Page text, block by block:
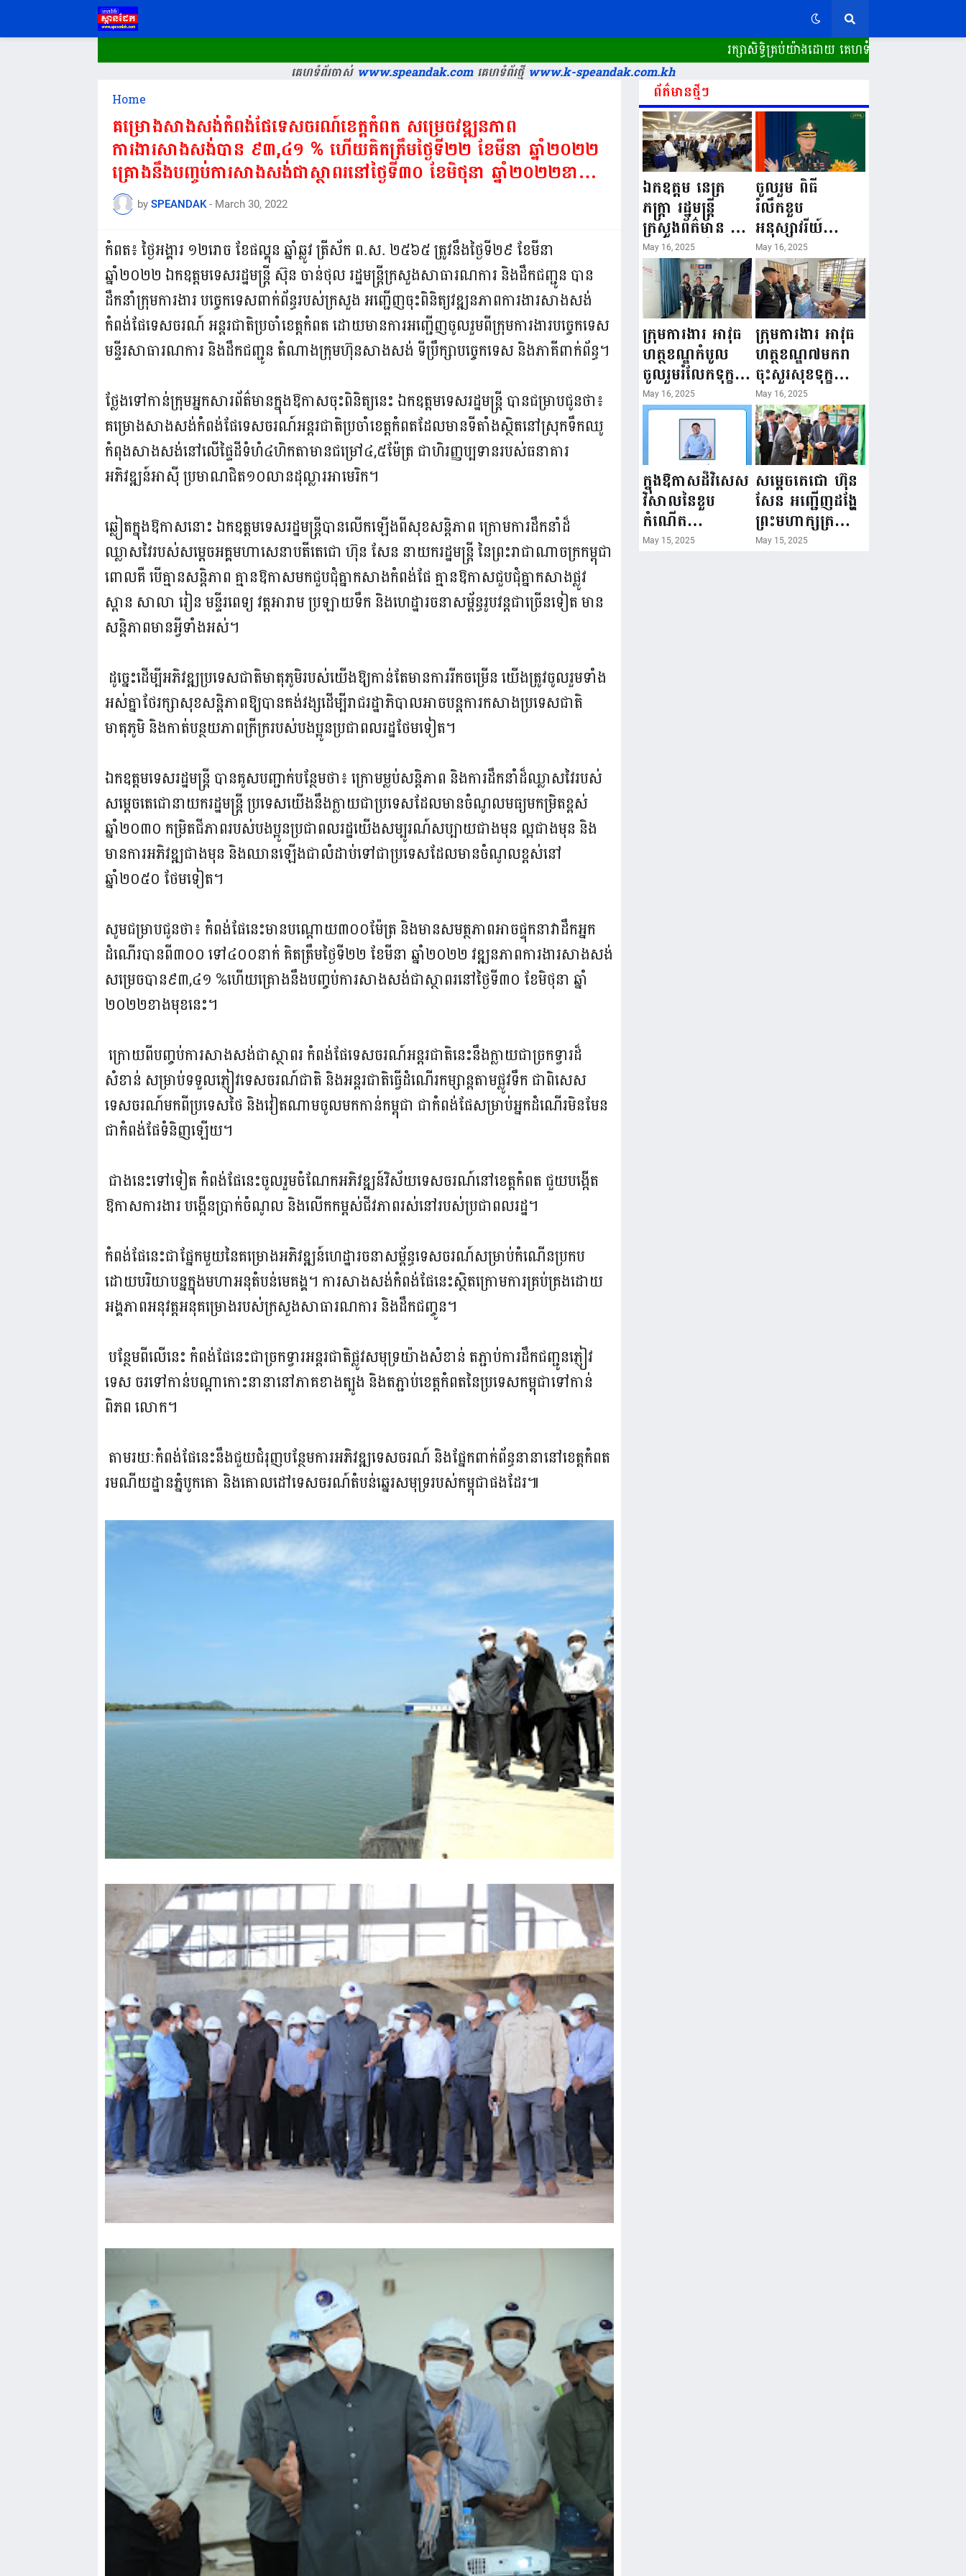
រក្សាសិទ្ធិគ្រប់យ៉ាងដោយ គេហទំព័រ ស្ពានដែក​
គេហទំព័រចាស់www.speandak.comគេហទំព័រថ្មីwww.k-speandak.com.kh
Home
គម្រោងសាងសង់កំពង់ផែទេសចរណ៍ខេត្តកំពត សម្រេចវឌ្ឍនភាព
ការងារសាងសង់បាន ៩៣,៤១ % ហើយគិតត្រឹមថ្ងៃទី២២ ខែមីនា ឆ្នាំ២០២២
គ្រោងនឹងបញ្ចប់ការសាងសង់ជាស្ថាពរនៅថ្ងៃទី៣០ ខែមិថុនា ឆ្នាំ២០២២ខាង
មុខនេះ/
by SPEANDAK - March 30, 2022
កំពត៖ ថ្ងៃអង្គារ ១២រោច ខែផល្គុន ឆ្នាំឆ្លូវ ត្រីស័ក ព.ស. ២៥៦៥ ត្រូវនឹងថ្ងៃទី២៩ ខែមីនា
ឆ្នាំ២០២២ ឯកឧត្ដមទេសរដ្ឋមន្ត្រី ស៊ុន ចាន់ថុល រដ្ឋមន្ត្រីក្រសួងសាធារណការ និងដឹកជញ្ជូន បាន
ដឹកនាំក្រុមការងារ បច្ចេកទេសពាក់ព័ន្ធរបស់ក្រសួង អញ្ជើញចុះពិនិត្យវឌ្ឍនភាពការងារសាងសង់
កំពង់ផែទេសចរណ៍ អន្តរជាតិប្រចាំខេត្តកំពត ដោយមានការអញ្ជើញចូលរួមពីក្រុមការងារបច្ចេកទេស
មន្ទីរសាធារណការ និងដឹកជញ្ជូន តំណាងក្រុមហ៊ុនសាងសង់ ទីប្រឹក្សាបច្ចេកទេស និងភាគីពាក់ព័ន្ធ។
ថ្លែងទៅកាន់ក្រុមអ្នកសារព័ត៌មានក្នុងឱកាសចុះពិនិត្យនេះ ឯកឧត្តមទេសរដ្ឋមន្ត្រី បានជម្រាបជូនថា៖
គម្រោងសាងសង់កំពង់ផែទេសចរណ៍អន្តរជាតិប្រចាំខេត្តកំពតដែលមានទីតាំងស្ថិតនៅស្រុកទឹកឈូ
កំពុងសាងសង់នៅលើផ្ទៃដីទំហំ៤ហិកតាមានជម្រៅ៤,៥ម៉ែត្រ ជាហិរញ្ញប្បទានរបស់ធនាគារ
អភិវឌ្ឍន៍អាស៊ី ប្រមាណជិត១០លានដុល្លារអាមេរិក។
ឆ្លៀតក្នុងឱកាសនោះ ឯកឧត្តមទេសរដ្ឋមន្ត្រីបានលើកឡើងពីសុខសន្តិភាព ក្រោមការដឹកនាំដ៏
ឈ្លាសវៃរបស់សម្ដេចអគ្គមហាសេនាបតីតេជោ ហ៊ុន សែន នាយករដ្ឋមន្ត្រី នៃព្រះរាជាណាចក្រកម្ពុជា
ពោលគឺ បើគ្មានសន្តិភាព គ្មានឱកាសមកជួបជុំគ្នាកសាងកំពង់ផែ គ្មានឱកាសជួបជុំគ្នាកសាងផ្លូវ
ស្ពាន សាលា រៀន មន្ទីរពេទ្យ វត្តអារាម ប្រឡាយទឹក និងហេដ្ឋារចនាសម្ព័ន្ធរូបវន្តជាច្រើនទៀត មាន
សន្តិភាពមានអ្វីទាំងអស់។
ដូច្នេះដើម្បីអភិវឌ្ឍប្រទេសជាតិមាតុភូមិរបស់យើងឱ្យកាន់តែមានការរីកចម្រើន យើងត្រូវចូលរួមទាំង
អស់គ្នាថែរក្សាសុខសន្តិភាពឱ្យបានគង់វង្សដើម្បីរាជរដ្ឋាភិបាលអាចបន្តការកសាងប្រទេសជាតិ
មាតុភូមិ និងកាត់បន្ថយភាពក្រីក្ររបស់បងប្អូនប្រជាពលរដ្ឋថែមទៀត។
ឯកឧត្តមទេសរដ្ឋមន្ត្រី បានគូសបញ្ជាក់បន្ថែមថា៖ ក្រោមម្លប់សន្តិភាព និងការដឹកនាំដ៏ឈ្លាសវៃរបស់
សម្ដេចតេជោនាយករដ្ឋមន្ត្រី ប្រទេសយើងនឹងក្លាយជាប្រទេសដែលមានចំណូលមធ្យមកម្រិតខ្ពស់
ឆ្នាំ២០៣០ កម្រិតជីភាពរបស់បងប្អូនប្រជាពលរដ្ឋយើងសម្បូរណ៍សប្បាយជាងមុន ល្អជាងមុន និង
មានការអភិវឌ្ឍជាងមុន និងឈានឡើងជាលំដាប់ទៅជាប្រទេសដែលមានចំណូលខ្ពស់នៅ
ឆ្នាំ២០៥០ ថែមទៀត។
សូមជម្រាបជូនថា៖ កំពង់ផែនេះមានបណ្តោយ៣០០ម៉ែត្រ និងមានសមត្ថភាពអាចផ្ទុកនាវាដឹកអ្នក
ដំណើរបានពី៣០០ ទៅ៤០០នាក់ គិតត្រឹមថ្ងៃទី២២ ខែមីនា ឆ្នាំ២០២២ វឌ្ឍនភាពការងារសាងសង់
សម្រេចបាន៩៣,៤១ %ហើយគ្រោងនឹងបញ្ចប់ការសាងសង់ជាស្ថាពរនៅថ្ងៃទី៣០ ខែមិថុនា ឆ្នាំ
២០២២ខាងមុខនេះ។
ក្រោយពីបញ្ចប់ការសាងសង់ជាស្ថាពរ កំពង់ផែទេសចរណ៍អន្តរជាតិនេះនឹងក្លាយជាច្រកទ្វារដ៏
សំខាន់ សម្រាប់ទទួលភ្ញៀវទេសចរណ៍ជាតិ និងអន្តរជាតិធ្វើដំណើរកម្សាន្តតាមផ្លូវទឹក ជាពិសេស
ទេសចរណ៍មកពីប្រទេសថៃ និងវៀតណាមចូលមកកាន់កម្ពុជា ជាកំពង់ផែសម្រាប់អ្នកដំណើរមិនមែន
ជាកំពង់ផែទំនិញឡើយ។
ជាងនេះទៅទៀត កំពង់ផែនេះចូលរួមចំណែកអភិវឌ្ឍន៍វិស័យទេសចរណ៍នៅខេត្តកំពត ជួយបង្កើត
ឱកាសការងារ បង្កើនប្រាក់ចំណូល និងលើកកម្ពស់ជីវភាពរស់នៅរបស់ប្រជាពលរដ្ឋ។
កំពង់ផែនេះជាផ្នែកមួយនៃគម្រោងអភិវឌ្ឍន៍ហេដ្ឋារចនាសម្ព័ន្ធទេសចរណ៍សម្រាប់កំណើនប្រកប
ដោយបរិយាបន្នក្នុងមហាអនុតំបន់មេគង្គ។ ការសាងសង់កំពង់ផែនេះស្ថិតក្រោមការគ្រប់គ្រងដោយ
អង្គភាពអនុវត្តអនុគម្រោងរបស់ក្រសួងសាធារណការ និងដឹកជញ្ចូន។
បន្ថែមពីលើនេះ កំពង់ផែនេះជាច្រកទ្វារអន្តរជាតិផ្លូវសមុទ្រយ៉ាងសំខាន់ តភ្ជាប់ការដឹកជញ្ជូនភ្ញៀវ
ទេស ចរទៅកាន់បណ្តាកោះនានានៅភាគខាងត្បូង និងតភ្ជាប់ខេត្តកំពតនៃប្រទេសកម្ពុជាទៅកាន់
ពិភព លោក។
តាមរយៈកំពង់ផែនេះនឹងជួយជំរុញបន្ថែមការអភិវឌ្ឍទេសចរណ៍ និងផ្នែកពាក់ព័ន្ធនានានៅខេត្តកំពត
រមណីយដ្ឋានភ្នំបូកគោ និងគោលដៅទេសចរណ៍តំបន់ឆ្នេរសមុទ្ររបស់កម្ពុជាផងដែរ៕
ព័ត៌មានថ្មីៗ
ឯកឧត្តម នេត្រ
ភក្ត្រា រដ្ឋមន្ត្រី
ក្រសួងព័ត៌មាន នៅ
រសៀលថ្ងៃទី១៦ ខែ
ឧសភា
ឆ្នាំ២០២៥នេះ
បានអញ្ជើញចុះធ្វើ
ជំរឿនថ្នាក់ដឹកនាំ
មន្ត្រីរាជការស៉ីវិល
នៃក្រសួងព័ត៌មាន...
May 16, 2025
ចូលរួម ពិធី
រំលឹកខួប
អនុស្សាវរីយ៍
លើកទី៨០ ថ្ងៃ
កំណើតនគរបាល
ជាតិកម្ពុជា “១៦
ឧសភា ១៩៤៥ ~
១៦ ឧសភា
២០២៥”...
May 16, 2025
ក្រុមការងារ អាវុធ
ហត្ថខណ្ឌកំបូល
ចូលរួមរំលែកទុក្ខ
ដល់គ្រួសារ
សមាជិក ដែល
ឪពុកក្មេករបស់
លោកទទួលមរណៈ
ភាព!
May 16, 2025
ក្រុមការងារ អាវុធ
ហត្ថខណ្ឌ៧មករា
ចុះសួរសុខទុក្ខ
សមាជិក ដែលជួប
គ្រោះថ្នាក់
ចរាចរណ៍ កំពុង
សម្រាកព្យាបាល
នៅមន្ទីរពេទ្យ!
May 16, 2025
ក្នុងឱកាសដ៏វិសេស
វិសាលនៃខួប
កំណើត
គម្រប់ខួប៤៤
May 15, 2025
សម្តេចតេជោ ហ៊ុន
សែន អញ្ជើញដង្ហែ
ព្រះមហាក្សត្រ
យាងទតការតាំង
May 15, 2025